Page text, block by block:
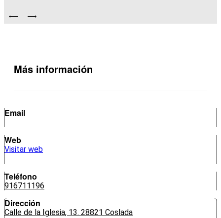
Más información
Email
Web
Visitar web
Teléfono
916711196
Dirección
Calle de la Iglesia, 13. 28821 Coslada